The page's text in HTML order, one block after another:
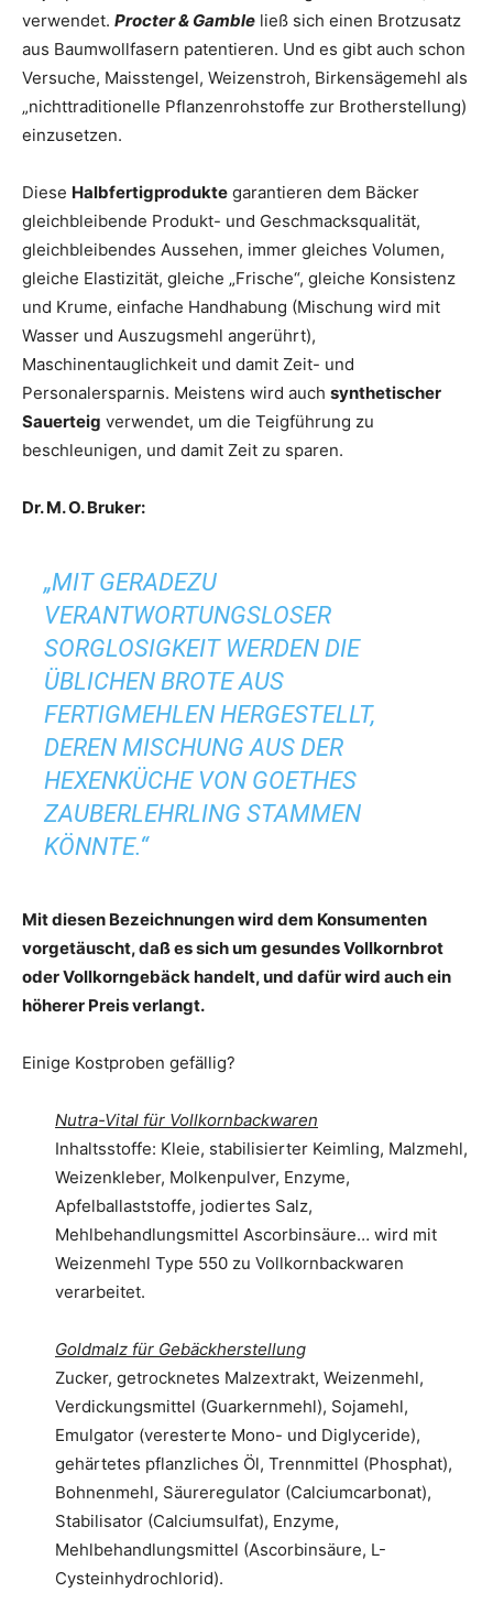
verwendet. Procter & Gamble ließ sich einen Brotzusatz
aus Baumwollfasern patentieren. Und es gibt auch schon
Versuche, Maisstengel, Weizenstroh, Birkensägemehl als
„nichttraditionelle Pflanzenrohstoffe zur Brotherstellung)
einzusetzen.
Diese Halbfertigprodukte garantieren dem Bäcker
gleichbleibende Produkt- und Geschmacksqualität,
gleichbleibendes Aussehen, immer gleiches Volumen,
gleiche Elastizität, gleiche „Frische“, gleiche Konsistenz
und Krume, einfache Handhabung (Mischung wird mit
Wasser und Auszugsmehl angerührt),
Maschinentauglichkeit und damit Zeit- und
Personalersparnis. Meistens wird auch synthetischer
Sauerteig verwendet, um die Teigführung zu
beschleunigen, und damit Zeit zu sparen.
Dr. M. O. Bruker:
„MIT GERADEZU
VERANTWORTUNGSLOSER
SORGLOSIGKEIT WERDEN DIE
ÜBLICHEN BROTE AUS
FERTIGMEHLEN HERGESTELLT,
DEREN MISCHUNG AUS DER
HEXENKÜCHE VON GOETHES
ZAUBERLEHRLING STAMMEN
KÖNNTE.“
Mit diesen Bezeichnungen wird dem Konsumenten
vorgetäuscht, daß es sich um gesundes Vollkornbrot
oder Vollkorngebäck handelt, und dafür wird auch ein
höherer Preis verlangt.
Einige Kostproben gefällig?
Nutra-Vital für Vollkornbackwaren
Inhaltsstoffe: Kleie, stabilisierter Keimling, Malzmehl,
Weizenkleber, Molkenpulver, Enzyme,
Apfelballaststoffe, jodiertes Salz,
Mehlbehandlungsmittel Ascorbinsäure… wird mit
Weizenmehl Type 550 zu Vollkornbackwaren
verarbeitet.
Goldmalz für Gebäckherstellung
Zucker, getrocknetes Malzextrakt, Weizenmehl,
Verdickungsmittel (Guarkernmehl), Sojamehl,
Emulgator (veresterte Mono- und Diglyceride),
gehärtetes pflanzliches Öl, Trennmittel (Phosphat),
Bohnenmehl, Säureregulator (Calciumcarbonat),
Stabilisator (Calciumsulfat), Enzyme,
Mehlbehandlungsmittel (Ascorbinsäure, L-
Cysteinhydrochlorid).